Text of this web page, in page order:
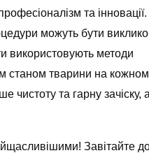
та
можуть бути
використовують методи
станом тварини на
чистоту та гарну зачіску,
Завітайте до